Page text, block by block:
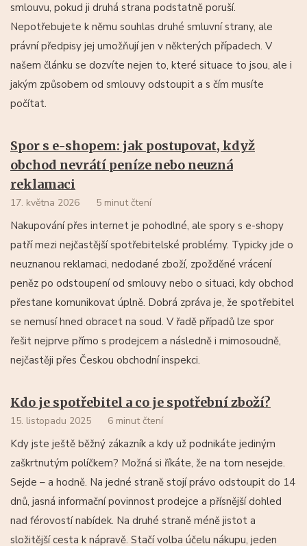
smlouvu, pokud ji druhá strana podstatně poruší.
Nepotřebujete k němu souhlas druhé smluvní strany, ale
právní předpisy jej umožňují jen v některých případech. V
našem článku se dozvíte nejen to, které situace to jsou, ale i
jakým způsobem od smlouvy odstoupit a s čím musíte
počítat.
Spor s e-shopem: jak postupovat, když
obchod nevrátí peníze nebo neuzná
reklamaci
17. května 2026 5 minut čtení
Nakupování přes internet je pohodlné, ale spory s e-shopy
patří mezi nejčastější spotřebitelské problémy. Typicky jde o
neuznanou reklamaci, nedodané zboží, zpožděné vrácení
peněz po odstoupení od smlouvy nebo o situaci, kdy obchod
přestane komunikovat úplně. Dobrá zpráva je, že spotřebitel
se nemusí hned obracet na soud. V řadě případů lze spor
řešit nejprve přímo s prodejcem a následně i mimosoudně,
nejčastěji přes Českou obchodní inspekci.
Kdo je spotřebitel a co je spotřební zboží?
15. listopadu 2025 6 minut čtení
Kdy jste ještě běžný zákazník a kdy už podnikáte jediným
zaškrtnutým políčkem? Možná si říkáte, že na tom nesejde.
Sejde – a hodně. Na jedné straně stojí právo odstoupit do 14
dnů, jasná informační povinnost prodejce a přísnější dohled
nad férovostí nabídek. Na druhé straně méně jistot a
složitější cesta k nápravě. Stačí volba účelu nákupu, jeden